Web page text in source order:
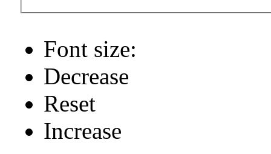
Font size:
Decrease
Reset
Increase